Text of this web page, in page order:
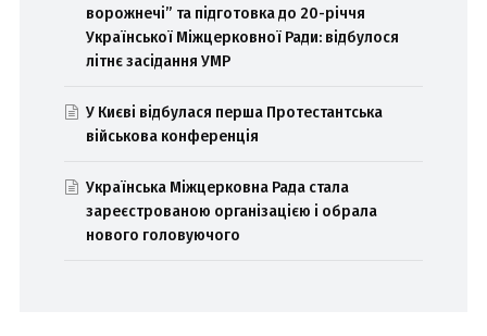
ворожнечі” та підготовка до 20-річчя
Української Міжцерковної Ради: відбулося
літнє засідання УМР
У Києві відбулася перша Протестантська
військова конференція
Українська Міжцерковна Рада стала
зареєстрованою організацією і обрала
нового головуючого